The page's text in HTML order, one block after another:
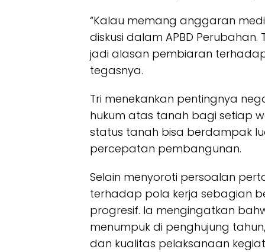
“Kalau memang anggaran
diskusi dalam APBD
jadi alasan pembiaran
tegasnya.
Tri menekankan pentingnya
hukum atas tanah bagi setiap
status tanah bisa berdampak
percepatan pembangunan.
Selain menyoroti persoalan
terhadap pola kerja sebagian
progresif. Ia mengingatkan
menumpuk di penghujung
dan kualitas pelaksanaan